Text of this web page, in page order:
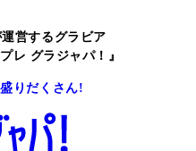
営するグラビア
レ グラジャパ！』
りだくさん!